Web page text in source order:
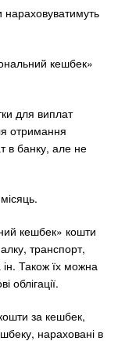
нараховуватимуть
кешбек»
для виплат
отримання
в банку, але не
кешбек» кошти
транспорт,
ін. Також їх можна
облігації.
за кешбек,
нараховані в